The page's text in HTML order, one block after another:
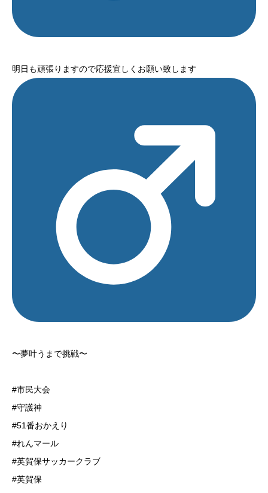
明日も頑張りますので応援宜しくお願い致します‍
〜夢叶うまで挑戦〜
#市民大会
#守護神
#51番おかえり
#れんマール
#英賀保サッカークラブ
#英賀保